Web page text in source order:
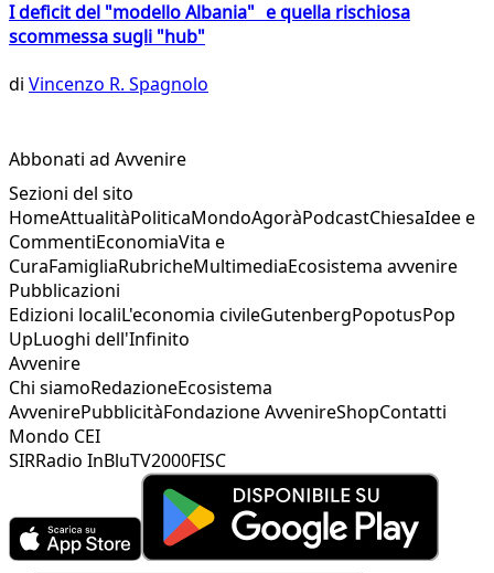
I deficit del "modello Albania" e quella rischiosa
scommessa sugli "hub"
di Vincenzo R. Spagnolo
Abbonati ad Avvenire
Sezioni del sito
HomeAttualitàPoliticaMondoAgoràPodcastChiesaIdee e
CommentiEconomiaVita e
CuraFamigliaRubricheMultimediaEcosistema avvenire
Pubblicazioni
Edizioni localiL'economia civileGutenbergPopotusPop
UpLuoghi dell'Infinito
Avvenire
Chi siamoRedazioneEcosistema
AvvenirePubblicitàFondazione AvvenireShopContatti
Mondo CEI
SIRRadio InBluTV2000FISC